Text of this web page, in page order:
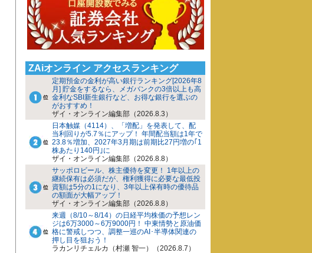
ZAiオンライン アクセスランキング
定期預金の金利が高い銀行ランキング[2026年8
月] 貯金をするなら、メガバンクの3倍以上も高
金利なSBI新生銀行など、お得な銀行を選ぶの
がおすすめ！
ザイ・オンライン編集部（2026.8.3）
日本触媒（4114）、「増配」を発表して、配
当利回りが5.7％にアップ！ 年間配当額は1年で
23.8％増加、2027年3月期は前期比27円増の｢1
株あたり140円｣に
ザイ・オンライン編集部（2026.8.8）
サッポロビール、株主優待を変更！ 1年以上の
継続保有は必須だが、権利獲得に必要な最低投
資額は5分の1になり、3年以上保有時の優待品
の額面が大幅アップ！
ザイ・オンライン編集部（2026.8.8）
来週（8/10～8/14）の日経平均株価の予想レン
ジは6万3000～6万9000円！ 中東情勢と原油価
格に警戒しつつ、調整一巡のAI･半導体関連の
押し目を狙おう！
ラカンリチェルカ（村瀬 智一）（2026.8.7）